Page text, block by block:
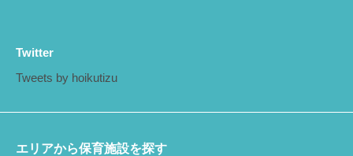
Twitter
Tweets by hoikutizu
エリアから保育施設を探す